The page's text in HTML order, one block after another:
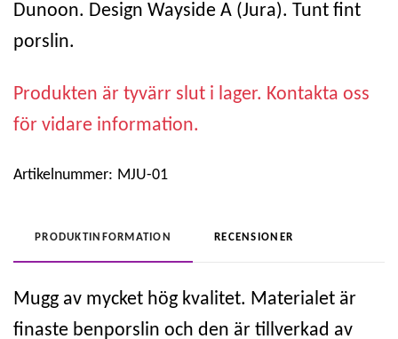
Dunoon. Design Wayside A (Jura). Tunt fint
porslin.
Produkten är tyvärr slut i lager. Kontakta oss
för vidare information.
Artikelnummer: MJU-01
PRODUKTINFORMATION RECENSIONER
Mugg av mycket hög kvalitet. Materialet är
finaste benporslin och den är tillverkad av